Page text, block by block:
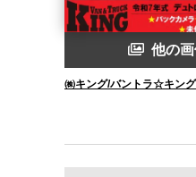
他の
㈱キング/バントラ☆キン